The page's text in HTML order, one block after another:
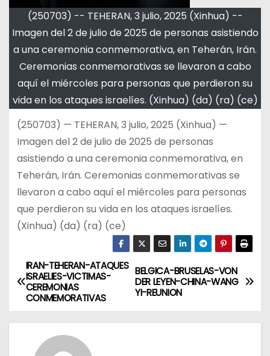
(250703) -- TEHERAN, 3 julio, 2025 (Xinhua) --
Imagen del 2 de julio de 2025 de personas asistiendo
a una ceremonia conmemorativa, en Teherán, Irán.
Ceremonias conmemorativas se llevaron a cabo
aquí el miércoles para personas que perdieron su
vida en los ataques israelíes. (Xinhua) (da) (ra) (ce)
(250703) — TEHERAN, 3 julio, 2025 (Xinhua) —
Imagen del 2 de julio de 2025 de personas
asistiendo a una ceremonia conmemorativa, en
Teherán, Irán. Ceremonias conmemorativas se
llevaron a cabo aquí el miércoles para personas
que perdieron su vida en los ataques israelíes.
(Xinhua) (da) (ra) (ce)
N
a
v
BELGICA-BRUSELAS-VON
DER LEYEN-CHINA-WANG
YI-REUNION
IRAN-TEHERAN-ATAQUES
ISRAELIES-VICTIMAS-
CEREMONIAS
CONMEMORATIVAS